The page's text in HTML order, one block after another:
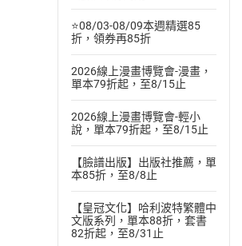
⭐08/03-08/09本週精選85
折，領券再85折
2026線上漫畫博覽會-漫畫，
單本79折起，至8/15止
2026線上漫畫博覽會-輕小
說，單本79折起，至8/15止
【臉譜出版】出版社推薦，單
本85折，至8/8止
【皇冠文化】哈利波特繁體中
文版系列，單本88折，套書
82折起，至8/31止